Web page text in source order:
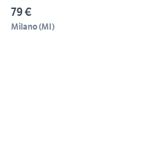
79 €
Milano(MI)